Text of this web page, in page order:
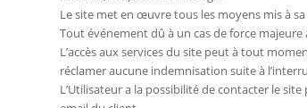
Le site met en œuvre tous les moyens mis à
Tout événement dû à un cas de force
L’accès aux services du site peut à tout
réclamer aucune indemnisation suite à
L’Utilisateur a la possibilité de contacter le